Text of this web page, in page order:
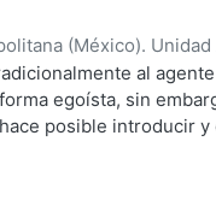
(México).
)Pimentel Linares,
al
egoísta, sin
posible introducir